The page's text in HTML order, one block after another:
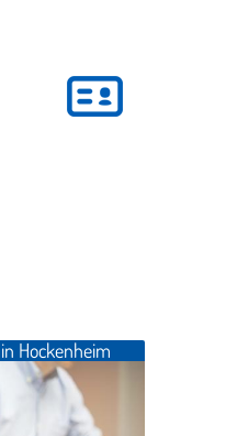
Hockenheim